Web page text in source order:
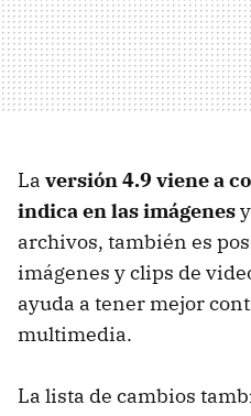
La versión 4.9 viene a
indica en las imágenes
archivos, también es
imágenes y clips de
ayuda a tener mejor
multimedia.
La lista de cambios